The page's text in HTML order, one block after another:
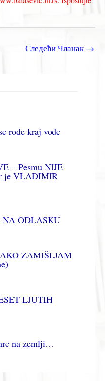
Следећи Чланак→
rode kraj vode
– Pesmu NIJE
je VLADIMIR
NA ODLASKU
ZAMIŠLJAM
LJUTIH
na zemlji…